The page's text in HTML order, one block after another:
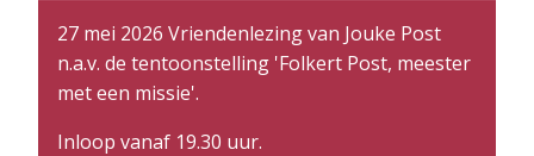
27 mei 2026 Vriendenlezing van Jouke Post
n.a.v. de tentoonstelling 'Folkert Post, meester
met een missie'.
Inloop vanaf 19.30 uur.